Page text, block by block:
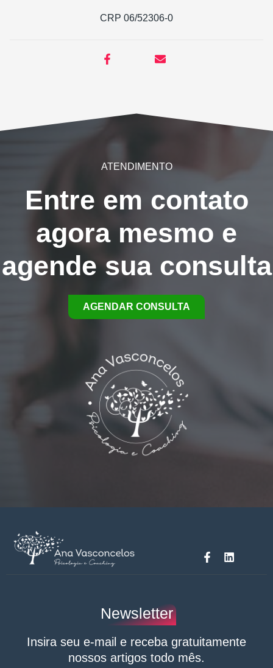
CRP 06/52306-0
ATENDIMENTO
Entre em contato
agora mesmo e
agende sua consulta
AGENDAR CONSULTA
F
a
-
f
L
i
Newsletter
Insira seu e-mail e receba gratuitamente
nossos artigos todo mês.